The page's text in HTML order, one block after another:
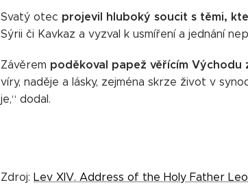
Svatý otec projevil hluboký soucit s těmi,
Sýrii či Kavkaz a vyzval k usmíření a jednání
Závěrem poděkoval papež věřícím Východu
víry, naděje a lásky, zejména skrze život v
je,“ dodal.
Zdroj: Lev XIV. Address of the Holy Father